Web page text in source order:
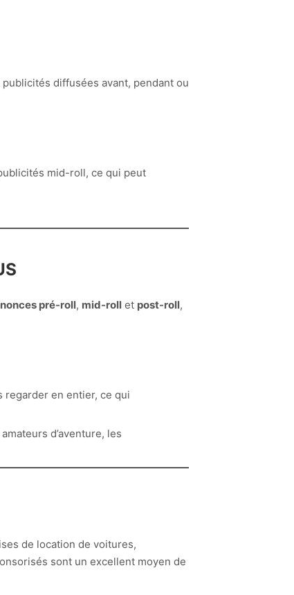
diffusées avant, pendant ou
mid-roll, ce qui peut
pré-roll, mid-roll et post-roll,
regarder en entier, ce qui
d’aventure, les
de location de voitures,
sont un excellent moyen de